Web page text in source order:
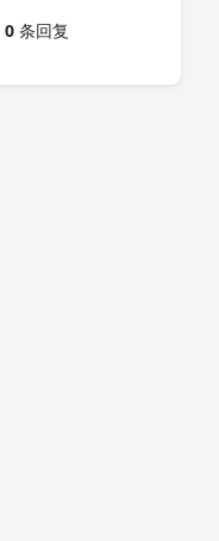
0 条回复